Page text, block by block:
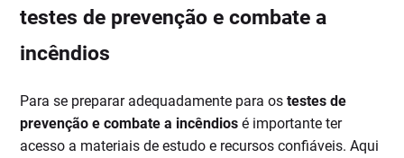
testes de prevenção e combate a
incêndios
Para se preparar adequadamente para os testes de
prevenção e combate a incêndios é importante ter
acesso a materiais de estudo e recursos confiáveis. Aqui